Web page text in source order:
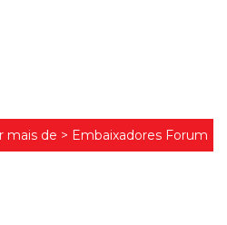
mais de > Embaixadores Forum